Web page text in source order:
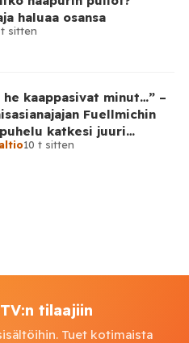
haluaa osansa
sitten
kaappasivat minut…” –
Fuellmichin
katkesi juuri
hetkellä
10 t sitten
tilaajiin
Tuet kotimaista